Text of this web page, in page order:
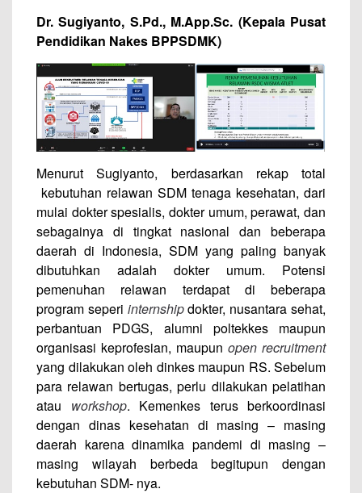
Dr. Sugiyanto, S.Pd., M.App.Sc. (Kepala Pusat
Pendidikan Nakes BPPSDMK)
Menurut Sugiyanto, berdasarkan rekap total
kebutuhan relawan SDM tenaga kesehatan, dari
mulai dokter spesialis, dokter umum, perawat, dan
sebagainya di tingkat nasional dan beberapa
daerah di Indonesia, SDM yang paling banyak
dibutuhkan adalah dokter umum. Potensi
pemenuhan relawan terdapat di beberapa
program seperi internshipdokter, nusantara sehat,
perbantuan PDGS, alumni poltekkes maupun
organisasi keprofesian, maupun open recruitment
yang dilakukan oleh dinkes maupun RS. Sebelum
para relawan bertugas, perlu dilakukan pelatihan
atau workshop. Kemenkes terus berkoordinasi
dengan dinas kesehatan di masing – masing
daerah karena dinamika pandemi di masing –
masing wilayah berbeda begitupun dengan
kebutuhan SDM- nya.